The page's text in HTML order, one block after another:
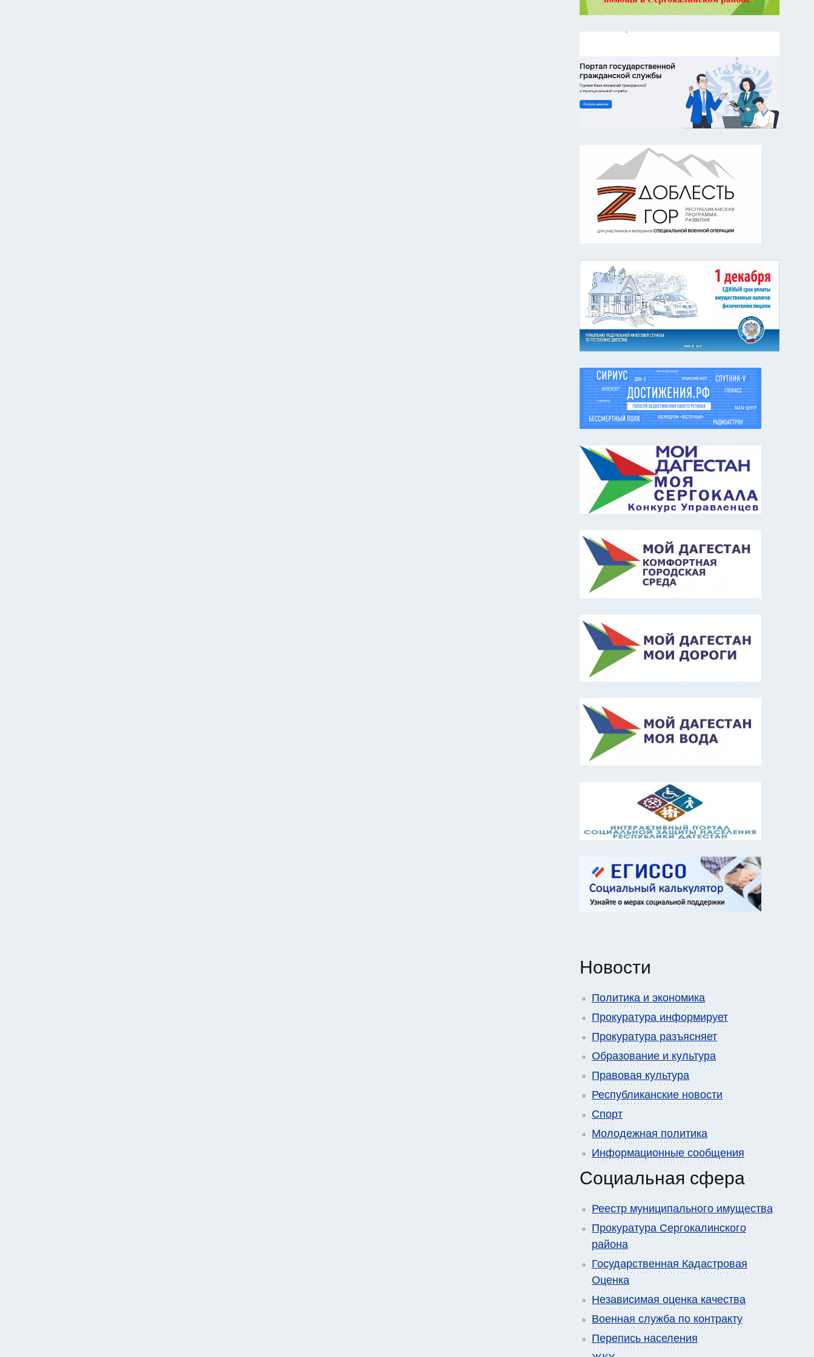
Новости
Политика и экономика
Прокуратура информирует
Прокуратура разъясняет
Образование и культура
Правовая культура
Республиканские новости
Спорт
Молодежная политика
Информационные сообщения
Социальная сфера
Реестр муниципального имущества
Прокуратура Сергокалинского
района
Государственная Кадастровая
Оценка
Независимая оценка качества
Военная служба по контракту
Перепись населения